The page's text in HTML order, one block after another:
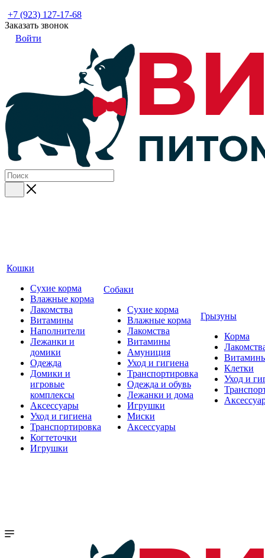
+7 (923) 127-17-68
Заказать звонок
Войти
Кошки
Сухие корма
Влажные корма
Лакомства
Витамины
Наполнители
Лежанки и
домики
Одежда
Домики и
игровые
комплексы
Аксессуары
Уход и гигиена
Транспортировка
Когтеточки
Игрушки
Собаки
Сухие корма
Влажные корма
Лакомства
Витамины
Амуниция
Уход и гигиена
Транспортировка
Одежда и обувь
Лежанки и дома
Игрушки
Миски
Аксессуары
Грызуны
Корма
Клетки
Уход и